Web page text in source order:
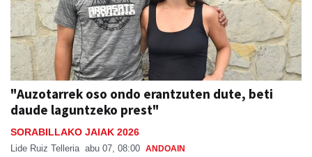
"Auzotarrek oso ondo erantzuten dute, beti
daude laguntzeko prest"
SORABILLAKO JAIAK 2026
Lide Ruiz Telleria abu 07, 08:00 ANDOAIN